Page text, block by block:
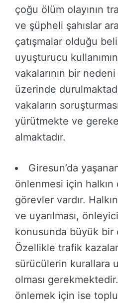
çoğu ölüm olayının
ve şüpheli şahıslar
çatışmalar olduğu
uyuşturucu
vakalarının bir
üzerinde
vakaların
yürütmekte ve
almaktadır.
Giresun’da
önlenmesi için
görevler vardır.
ve uyarılması,
konusunda büyük bir
Özellikle trafik
sürücülerin kurallara
olması
önlemek için ise